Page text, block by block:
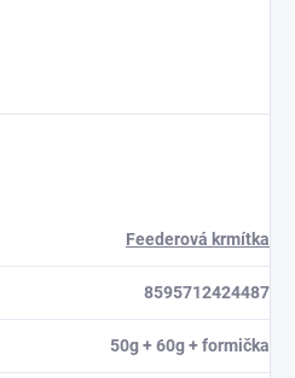
Feederová krmítka
8595712424487
50g + 60g + formička